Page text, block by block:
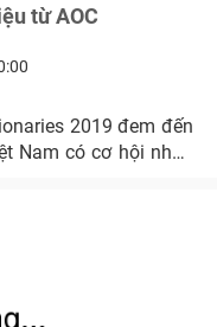
từ AOC
2019 đem đến
Nam có cơ hội nhận